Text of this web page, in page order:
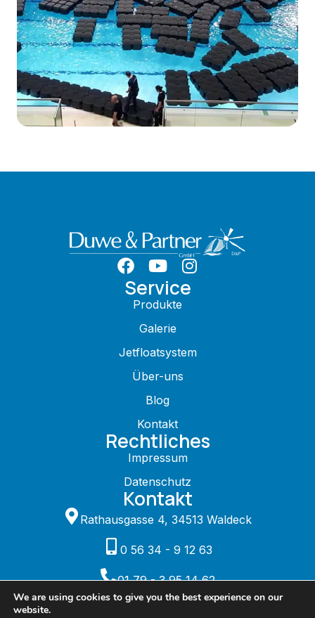
Service
Produkte
Galerie
Jetfloatsystem
Über-uns
Blog
Kontakt
Rechtliches
Impressum
Datenschutz
Kontakt
Rathausgasse 4, 34513 Waldeck
0 56 34 - 9 12 63
01 79 - 3 95 14 62
We are using cookies to give you the best experience on our
website.